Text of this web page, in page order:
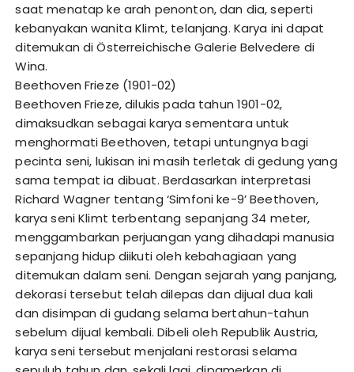
saat menatap ke arah penonton, dan dia, seperti
kebanyakan wanita Klimt, telanjang. Karya ini dapat
ditemukan di Österreichische Galerie Belvedere di
Wina.
Beethoven Frieze (1901-02)
Beethoven Frieze, dilukis pada tahun 1901-02,
dimaksudkan sebagai karya sementara untuk
menghormati Beethoven, tetapi untungnya bagi
pecinta seni, lukisan ini masih terletak di gedung yang
sama tempat ia dibuat. Berdasarkan interpretasi
Richard Wagner tentang ‘Simfoni ke-9’ Beethoven,
karya seni Klimt terbentang sepanjang 34 meter,
menggambarkan perjuangan yang dihadapi manusia
sepanjang hidup diikuti oleh kebahagiaan yang
ditemukan dalam seni. Dengan sejarah yang panjang,
dekorasi tersebut telah dilepas dan dijual dua kali
dan disimpan di gudang selama bertahun-tahun
sebelum dijual kembali. Dibeli oleh Republik Austria,
karya seni tersebut menjalani restorasi selama